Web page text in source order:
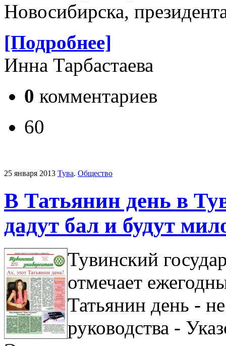
Новосибирска,
[Подробнее]
Инна Тарбастаева
0 комментариев
60
25 января 2013 Тува. Общество
В Татьянин день в
дадут бал и будут
Тувинский
отмечает
Татьянин день -
руководства -